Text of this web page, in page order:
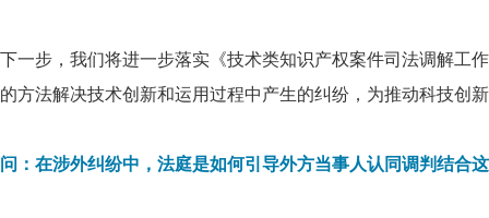
下一步，我们将进一步落实《技术类知识产权案件司法调解工
的方法解决技术创新和运用过程中产生的纠纷，为推动科技创
问：在涉外纠纷中，法庭是如何引导外方当事人认同调判结合